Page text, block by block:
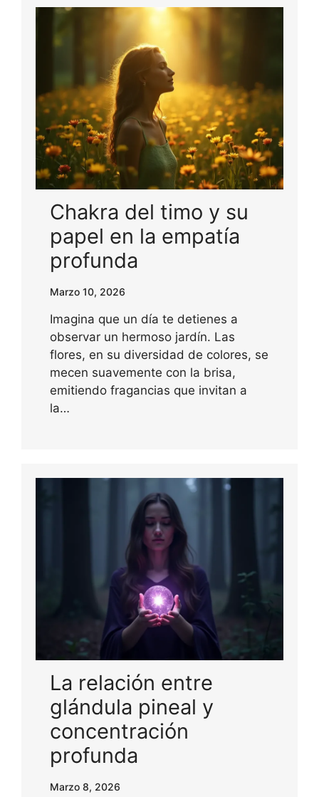
Chakra del timo y su
papel en la empatía
profunda
Marzo 10, 2026
Imagina que un día te detienes a
observar un hermoso jardín. Las
flores, en su diversidad de colores, se
mecen suavemente con la brisa,
emitiendo fragancias que invitan a
la…
La relación entre
glándula pineal y
concentración
profunda
Marzo 8, 2026